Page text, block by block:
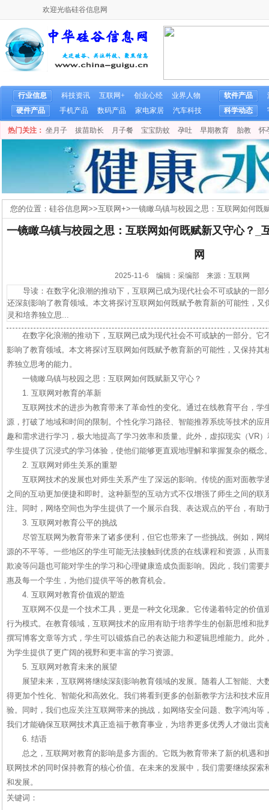
欢迎光临硅谷信息网
行业信息 科技资讯 互联网+ 创业心经
业界人物
硬件产品
手机产品 数码产品 家电家居 汽车科技
软件产品
科学动态
热门关注： 坐月子 拔苗助长 月子餐 宝宝防蚊 孕吐 早期教育 胎教 怀
您的位置： 硅谷信息网>>互联网+>一镜瞰乌镇与校园之思：互联网如何既
科技网
一镜瞰乌镇与校园之思：互联网如何既赋新又守心？_
网
2025-11-6 编辑：采编部 来源：互联网
导读：在数字化浪潮的推动下，互联网已成为现代社会不可或缺的一部
还深刻影响了教育领域。本文将探讨互联网如何既赋予教育新的可能性，
灵和培养独立思...
在数字化浪潮的推动下，互联网已成为现代社会不可或缺的一部分。它
影响了教育领域。本文将探讨互联网如何既赋予教育新的可能性，又保持
养独立思考的能力。
一镜瞰乌镇与校园之思：互联网如何既赋新又守心？
1. 互联网对教育的革新
互联网技术的进步为教育带来了革命性的变化。通过在线教育平台，学
源，打破了地域和时间的限制。个性化学习路径、智能推荐系统等技术的应
趣和需求进行学习，极大地提高了学习效率和质量。此外，虚拟现实（VR
学生提供了沉浸式的学习体验，使他们能够更直观地理解和掌握复杂的概念
2. 互联网对师生关系的重塑
互联网技术的发展也对师生关系产生了深远的影响。传统的面对面教学
之间的互动更加便捷和即时。这种新型的互动方式不仅增强了师生之间的联
注。同时，网络空间也为学生提供了一个展示自我、表达观点的平台，有助
3. 互联网对教育公平的挑战
尽管互联网为教育带来了诸多便利，但它也带来了一些挑战。例如，网
源的不平等。一些地区的学生可能无法接触到优质的在线课程和资源，从而
欺凌等问题也可能对学生的学习和心理健康造成负面影响。因此，我们需要
惠及每一个学生，为他们提供平等的教育机会。
4. 互联网对教育价值观的塑造
互联网不仅是一个技术工具，更是一种文化现象。它传递着特定的价值
行为模式。在教育领域，互联网技术的应用有助于培养学生的创新思维和批
撰写博客文章等方式，学生可以锻炼自己的表达能力和逻辑思维能力。此外
为学生提供了更广阔的视野和更丰富的学习资源。
5. 互联网对教育未来的展望
展望未来，互联网将继续深刻影响教育领域的发展。随着人工智能、大
得更加个性化、智能化和高效化。我们将看到更多的创新教学方法和技术应
验。同时，我们也应关注互联网带来的挑战，如网络安全问题、数字鸿沟等
我们才能确保互联网技术真正造福于教育事业，为培养更多优秀人才做出贡
6. 结语
总之，互联网对教育的影响是多方面的。它既为教育带来了新的机遇和
联网技术的同时保持教育的核心价值。在未来的发展中，我们需要继续探索
和发展。
关键词：